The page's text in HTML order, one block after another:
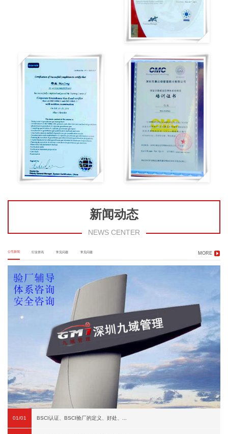
新闻动态
NEWS CENTER
公司新闻 行业资讯 常见问题 常见问题 MORE
01/01 BSCI认证、BSCI验厂的定义、好处、...